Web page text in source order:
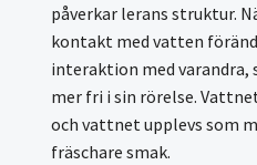
påverkar lerans struktur.
kontakt med vatten
interaktion med
mer fri i sin rörelse.
och vattnet upplevs som
fräschare smak.